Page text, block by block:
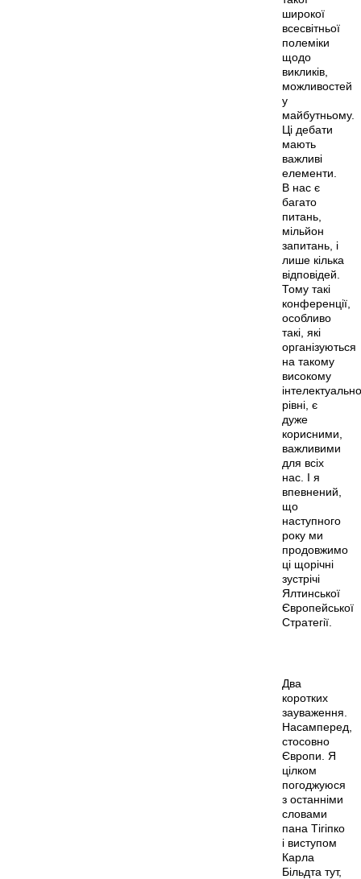
широкої
всесвітньої
полеміки
щодо
викликів,
можливостей
у
майбутньому.
Ці дебати
мають
важливі
елементи.
В нас є
багато
питань,
мільйон
запитань, і
лише кілька
відповідей.
Тому такі
конференції,
особливо
такі, які
організуються
на такому
високому
рівні, є
дуже
корисними,
важливими
для всіх
нас. І я
впевнений,
що
наступного
року ми
продовжимо
ці щорічні
зустрічі
Ялтинської
Європейської
Стратегії.
Два
коротких
зауваження.
Насамперед,
стосовно
Європи. Я
цілком
погоджуюся
з останніми
словами
пана Тігіпко
і виступом
Карла
Більдта тут,